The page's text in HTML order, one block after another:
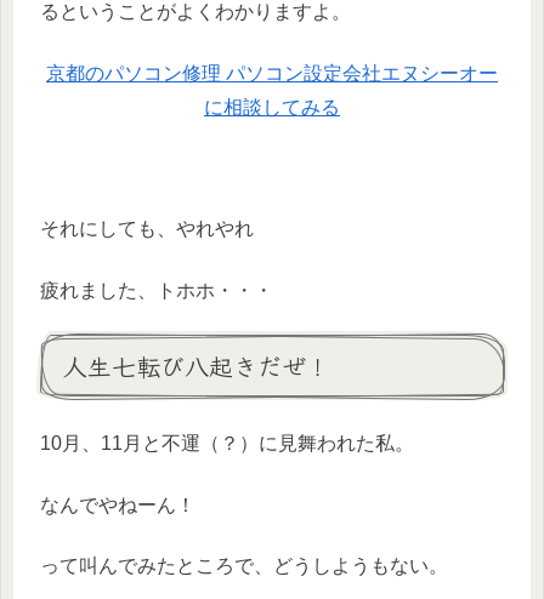
るということがよくわかりますよ。
京都のパソコン修理 パソコン設定会社エヌシーオー
に相談してみる
それにしても、やれやれ
疲れました、トホホ・・・
人生七転び八起きだぜ！
10月、11月と不運（？）に見舞われた私。
なんでやねーん！
って叫んでみたところで、どうしようもない。